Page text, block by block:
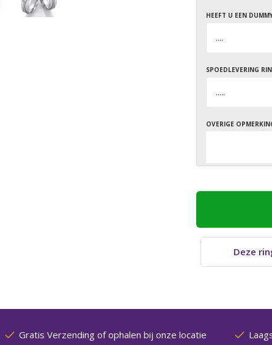
HEEFT U EEN
SPOEDLEVERING
OVERIGE
Deze
Gratis Verzending of ophalen bij onze locatie